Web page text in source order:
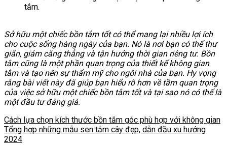
tắm.
Sở hữu một chiếc bồn tắm tốt có thể mang lại nhiều lợi ích
cho cuộc sống hàng ngày của bạn. Nó là nơi bạn có thể thư
giãn, giảm căng thẳng và tận hưởng thời gian riêng tư. Bồn
tắm cũng là một phần quan trọng của thiết kế không gian
tắm và tạo nên sự thẩm mỹ cho ngôi nhà của bạn. Hy vọng
rằng bài viết này đã giúp bạn hiểu rõ hơn về tầm quan trọng
của việc sở hữu một chiếc bồn tắm tốt và tại sao nó có thể là
một đầu tư đáng giá.
Cách lựa chọn kích thước bồn tắm góc phù hợp với không gian
Tổng hợp những mẫu sen tắm cây đẹp, dẫn đầu xu hướng
2024